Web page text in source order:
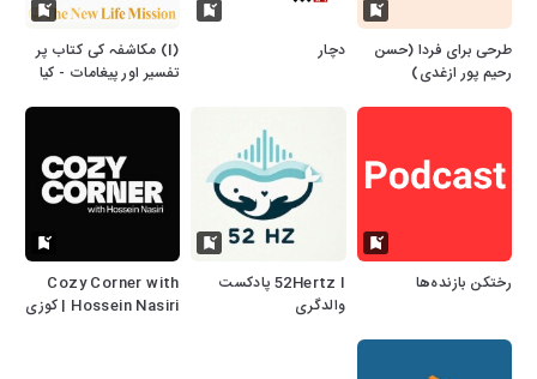
طرحی برای فردا (حسن
رحیم پور ازغدی)
دچار
(I) مکاشفہ کی کتاب پر
تفسیر اور پیغامات - کیا
اُٹھائے جانے اور ہزارسالہ
رختکن بازنده‌ها
52Hertz I پادکست
والدگری
Cozy Corner with
Hossein Nasiri | کوزی